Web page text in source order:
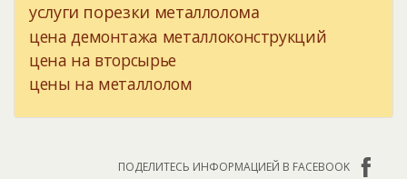
услуги порезки металлолома
цена демонтажа металлоконструкций
цена на вторсырье
цены на металлолом
ПОДЕЛИТЕСЬ ИНФОРМАЦИЕЙ В FACEBOOK